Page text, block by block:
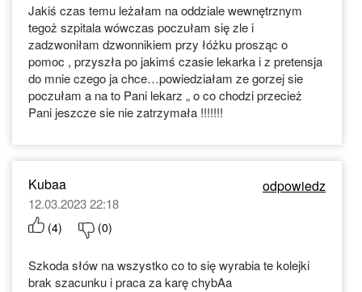
Jakiś czas temu leżałam na oddziale wewnętrznym
tegoż szpitala wówczas poczułam się zle i
zadzwoniłam dzwonnikiem przy łóżku prosząc o
pomoc , przyszła po jakimś czasie lekarka i z pretensja
do mnie czego ja chce…powiedziałam ze gorzej sie
poczułam a na to Pani lekarz „ o co chodzi przecież
Pani jeszcze sie nie zatrzymała !!!!!!!
Kubaa odpowiedz
12.03.2023 22:18
(4) (0)
Szkoda słów na wszystko co to się wyrabia te kolejki
brak szacunku i praca za karę chybAa